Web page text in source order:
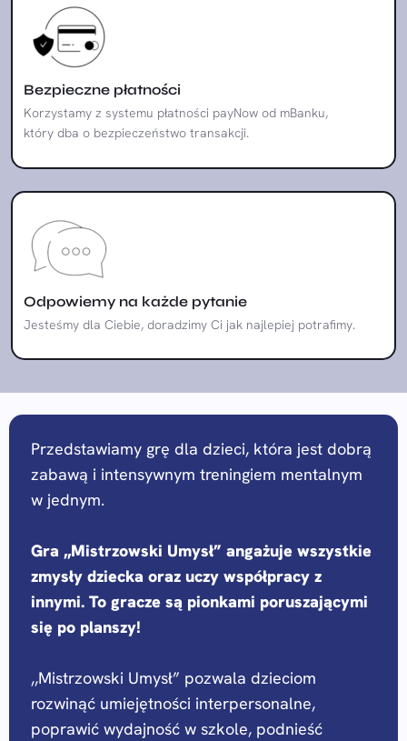
Bezpieczne płatności
Korzystamy z systemu płatności payNow od mBanku,
który dba o bezpieczeństwo transakcji.
Odpowiemy na każde pytanie
Jesteśmy dla Ciebie, doradzimy Ci jak najlepiej potrafimy.
Przedstawiamy grę dla dzieci, która jest dobrą
zabawą i intensywnym treningiem mentalnym
w jednym.
Gra ,,Mistrzowski Umysł” angażuje wszystkie
zmysły dziecka oraz uczy współpracy z
innymi. To gracze są pionkami poruszającymi
się po planszy!
,,Mistrzowski Umysł” pozwala dzieciom
rozwinąć umiejętności interpersonalne,
poprawić wydajność w szkole, podnieść